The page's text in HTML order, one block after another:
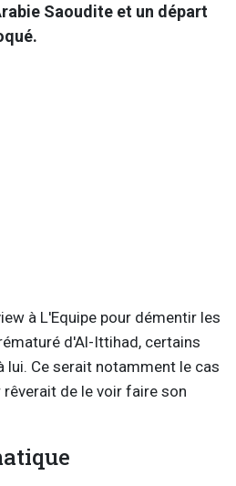
Saoudite et un départ
à L'Equipe pour démentir les
d'Al-Ittihad, certains
lui. Ce serait notamment le cas
rêverait de le voir faire son